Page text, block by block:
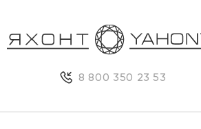
8 800 350 23 53